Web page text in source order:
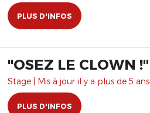
PLUS D'INFOS
"OSEZ LE CLOWN !"
Stage | Mis à jour il y a plus de 5 ans.
PLUS D'INFOS